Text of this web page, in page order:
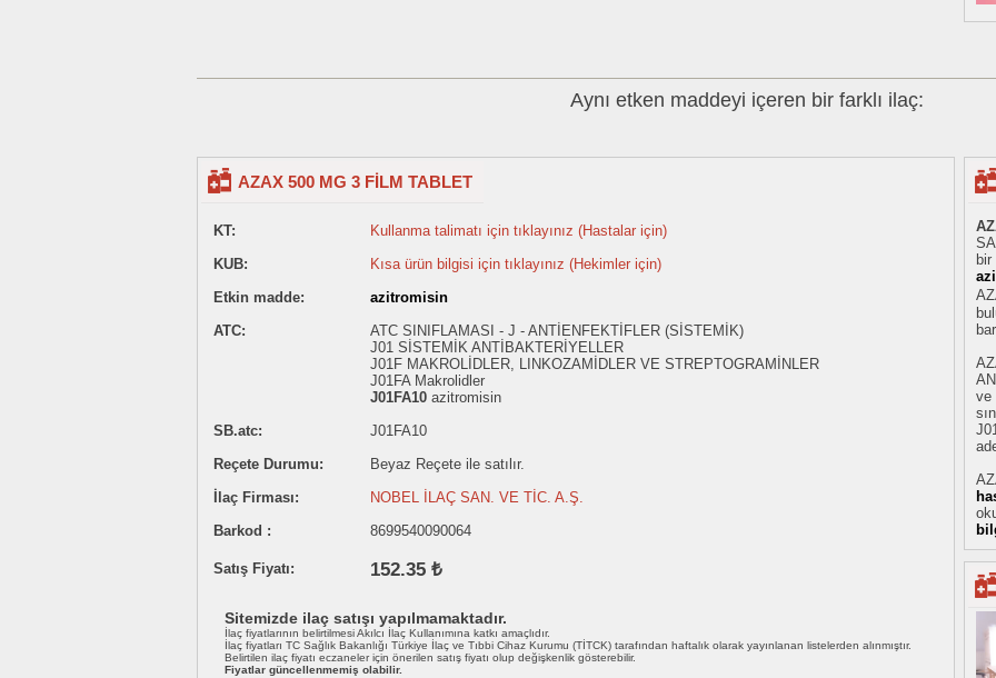
Aynı etken maddeyi içeren bir farklı ilaç:
AZAX 500 MG 3 FİLM TABLET
KT:
Kullanma talimatı için tıklayınız (Hastalar için)
KUB:
Kısa ürün bilgisi için tıklayınız (Hekimler için)
Etkin madde:
azitromisin
ATC:
ATC SINIFLAMASI - J - ANTİENFEKTİFLER (SİSTEMİK)
J01 SİSTEMİK ANTİBAKTERİYELLER
J01F MAKROLİDLER, LINKOZAMİDLER VE STREPTOGRAMİNLER
J01FA Makrolidler
J01FA10 azitromisin
SB.atc:
J01FA10
Reçete Durumu:
Beyaz Reçete ile satılır.
İlaç Firması:
NOBEL İLAÇ SAN. VE TİC. A.Ş.
Barkod :
8699540090064
Satış Fiyatı: 152.35 ₺
Sitemizde ilaç satışı yapılmamaktadır.
İlaç fiyatlarının belirtilmesi Akılcı İlaç Kullanımına katkı amaçlıdır.
İlaç fiyatları TC Sağlık Bakanlığı Türkiye İlaç ve Tıbbi Cihaz Kurumu (TİTCK) tarafından haftalık olarak yayınlanan listelerden alınmıştır.
Belirtilen ilaç fiyatı eczaneler için önerilen satış fiyatı olup değişkenlik gösterebilir.
Fiyatlar güncellenmemiş olabilir.
ve